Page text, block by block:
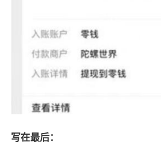
写在最后：